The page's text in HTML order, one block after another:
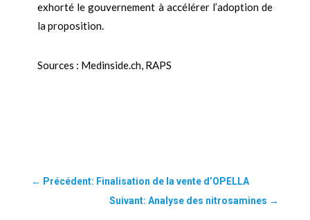
exhorté le gouvernement à accélérer l’adoption de
la proposition.
Sources : Medinside.ch, RAPS
← Précédent: Finalisation de la vente d’OPELLA
Suivant: Analyse des nitrosamines →